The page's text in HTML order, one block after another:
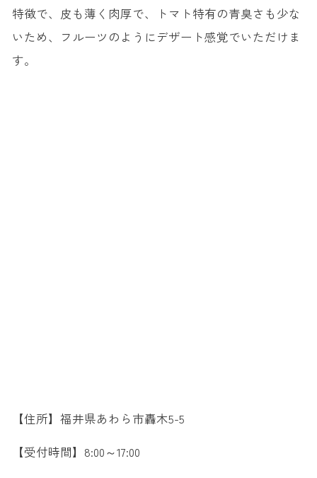
特徴で、皮も薄く肉厚で、トマト特有の青臭さも少な
いため、フルーツのようにデザート感覚でいただけま
す。
【住所】福井県あわら市轟木5-5
【受付時間】8:00～17:00